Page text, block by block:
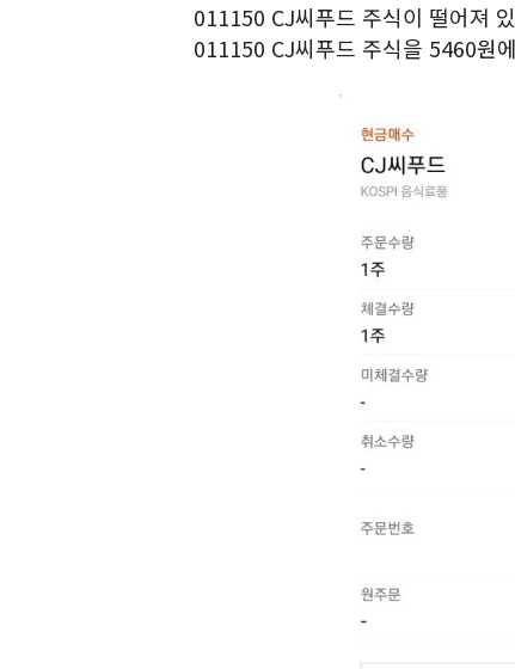
011150 CJ씨푸드 주식이 떨어져
011150 CJ씨푸드 주식을 5460원